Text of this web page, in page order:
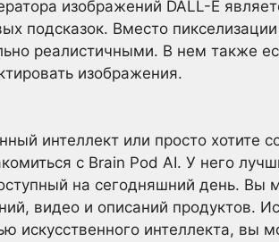
изображений DALL-E
подсказок. Вместо
реалистичными. В нем также
изображения.
интеллект или просто хотите
с Brain Pod AI. У него
на сегодняшний день. Вы
видео и описаний продуктов.
искусственного интеллекта, вы